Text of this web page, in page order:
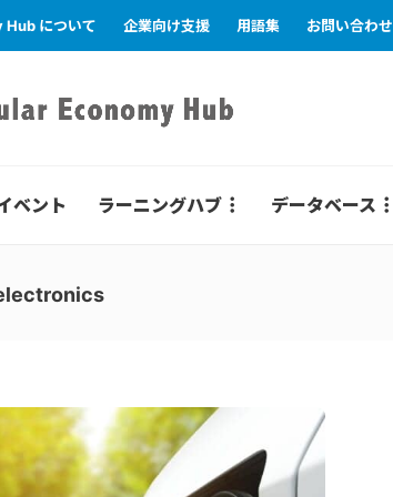
について 企業向け支援 用語集 お問い合わせ
ベント ラーニングハブ データベース